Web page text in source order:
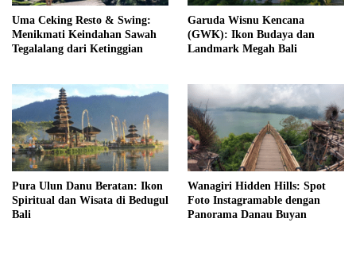
Uma Ceking Resto & Swing:
Menikmati Keindahan Sawah
Tegalalang dari Ketinggian
Garuda Wisnu Kencana
(GWK): Ikon Budaya dan
Landmark Megah Bali
Pura Ulun Danu Beratan: Ikon
Spiritual dan Wisata di Bedugul
Bali
Wanagiri Hidden Hills: Spot
Foto Instagramable dengan
Panorama Danau Buyan